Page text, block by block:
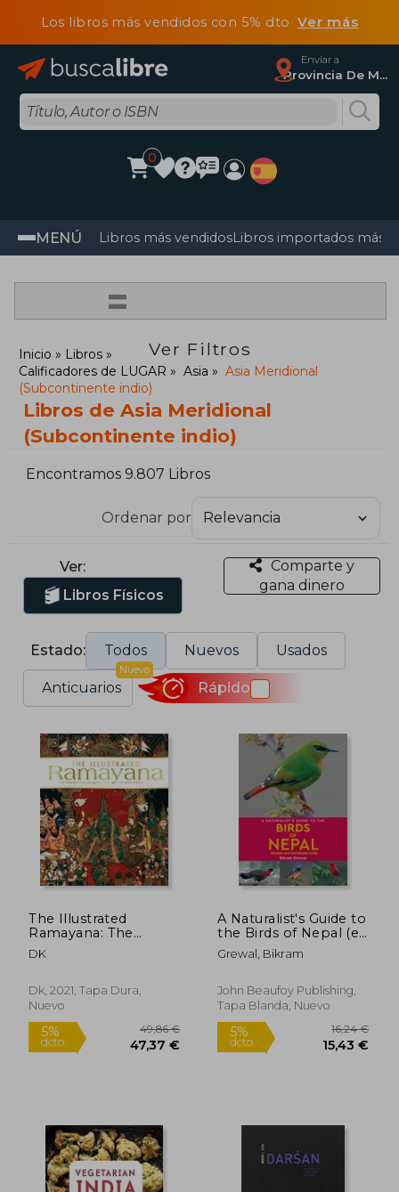
Los libros más vendidos con 5% dtoVer más
Enviar a
Provincia De Madrid
0
MENÚ Libros más vendidosLibros importados más
=
Ver Filtros
Inicio
Libros
Calificadores de LUGAR
Asia
Asia Meridional
(Subcontinente indio)
Libros de Asia Meridional
(Subcontinente indio)
Encontramos 9.807 Libros
Ordenar por
Ver:
Libros Físicos
Comparte y
gana dinero
Estado: Todos Nuevos Usados
Anticuarios
Nuevo
Rápido
The Illustrated
Ramayana: The
Timeless Epic of Duty,
Love, and
Inglés)
DK
Dk, 2021, Tapa Dura,
Nuevo
5%
dcto.
49,86 €
47,37 €
A Naturalist's Guide to
the Birds of Nepal (en
Inglés)
Grewal, Bikram
John Beaufoy Publishing,
Tapa Blanda, Nuevo
5%
dcto.